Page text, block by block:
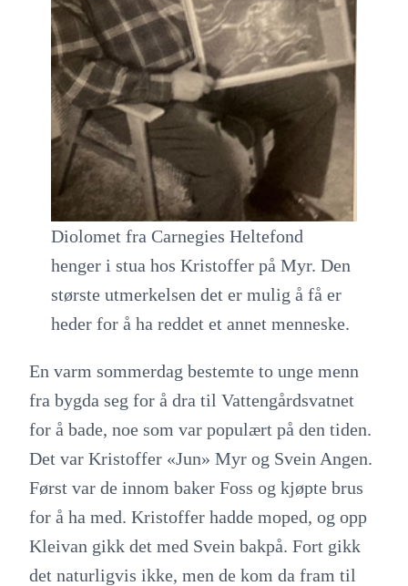
Diolomet fra Carnegies Heltefond
henger i stua hos Kristoffer på Myr. Den
største utmerkelsen det er mulig å få er
heder for å ha reddet et annet menneske.
En varm sommerdag bestemte to unge menn
fra bygda seg for å dra til Vattengårdsvatnet
for å bade, noe som var populært på den tiden.
Det var Kristoffer «Jun» Myr og Svein Angen.
Først var de innom baker Foss og kjøpte brus
for å ha med. Kristoffer hadde moped, og opp
Kleivan gikk det med Svein bakpå. Fort gikk
det naturligvis ikke, men de kom da fram til